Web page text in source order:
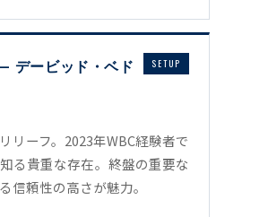
デービッド・ベド
SETUP
リーフ。2023年WBC経験者で
る貴重な存在。終盤の重要な
信頼性の高さが魅力。